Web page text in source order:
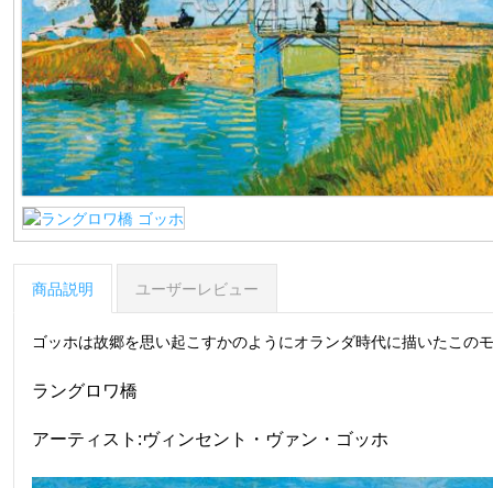
商品説明 ユーザーレビュー
ゴッホは故郷を思い起こすかのようにオランダ時代に描いたこ
ラングロワ橋
アーティスト:ヴィンセント・ヴァン・ゴッホ